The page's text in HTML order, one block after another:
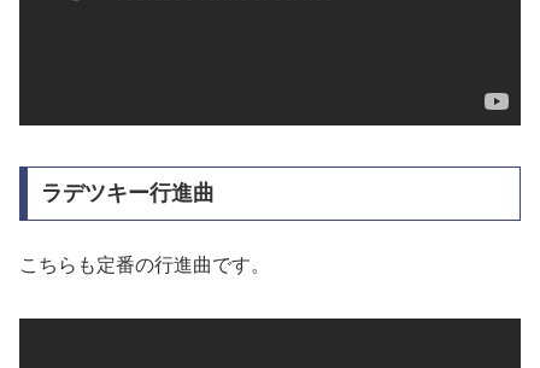
ラデツキー行進曲
こちらも定番の行進曲です。